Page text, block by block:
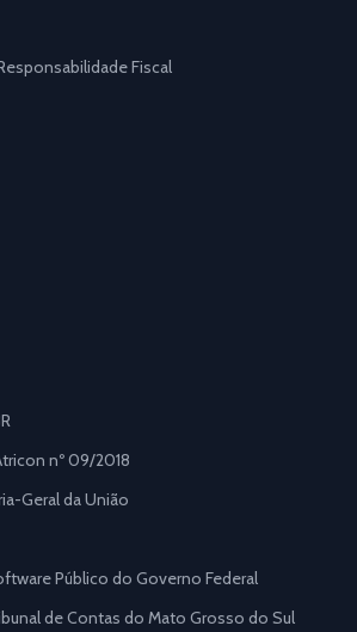
Fiscal
nº 09/2018
Geral da União
Público do Governo Federal
de Contas do Mato Grosso do Sul